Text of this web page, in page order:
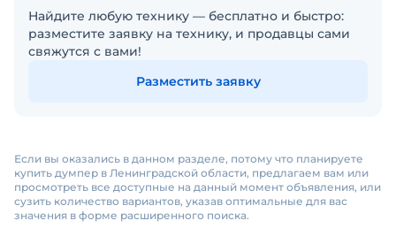
Найдите любую технику — бесплатно и быстро:
разместите заявку на технику, и продавцы сами
свяжутся с вами!
Разместить заявку
Если вы оказались в данном разделе, потому что планируете
купить думпер в Ленинградской области, предлагаем вам или
просмотреть все доступные на данный момент объявления, или
сузить количество вариантов, указав оптимальные для вас
значения в форме расширенного поиска.